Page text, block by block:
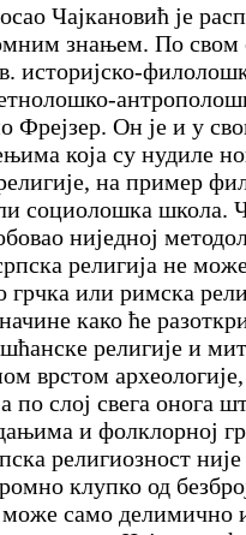
Чајкановић је
знањем. По свом
историјско-
Фрејзер. Он је и у
која су нудиле
на пример
социолошка школа.
ниједној
религија не
грчка или римска
како ће
религије и
врстом
по слој свега онога
и фолклорној
религиозност
клупко од
може само делимично